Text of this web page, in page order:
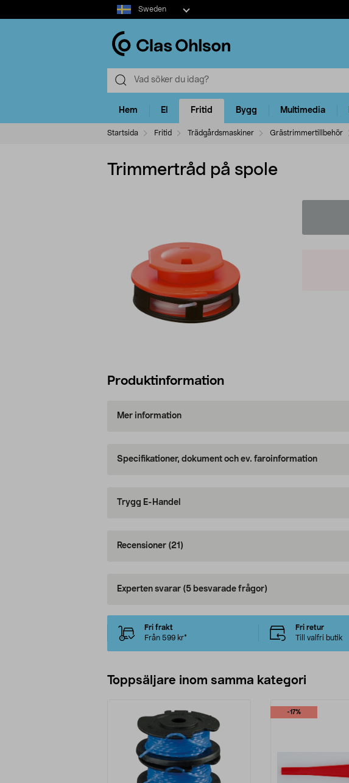
Select
market
Sweden
Hem El Fritid Bygg Multimedia
Startsida Fritid Trädgårdsmaskiner Grästrimmertillbehör
Trimmertråd på spole
Produktinformation
Mer information
Specifikationer, dokument och ev. faroinformation
Trygg E-Handel
Recensioner (21)
Experten svarar (5 besvarade frågor)
Fri frakt
Från 599 kr*
Fri retur
Till valfri butik
Toppsäljare inom samma kategori
-17%